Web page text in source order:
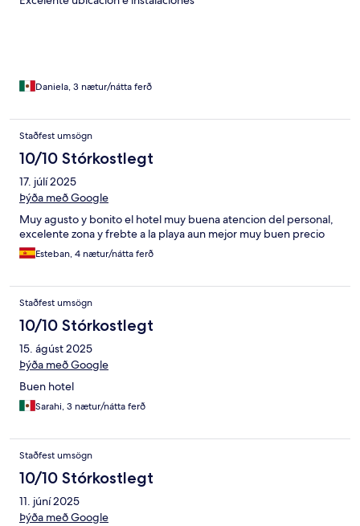
Daniela, 3 nætur/nátta ferð
Staðfest umsögn
10/10 Stórkostlegt
17. júlí 2025
Þýða með Google
Muy agusto y bonito el hotel muy buena atencion del personal,
excelente zona y frebte a la playa aun mejor muy buen precio
Esteban, 4 nætur/nátta ferð
Staðfest umsögn
10/10 Stórkostlegt
15. ágúst 2025
Þýða með Google
Buen hotel
Sarahi, 3 nætur/nátta ferð
Staðfest umsögn
10/10 Stórkostlegt
11. júní 2025
Þýða með Google